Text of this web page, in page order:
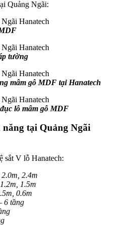
Quảng Ngãi:
tường
mâm gỗ MDF tại Hanatech
lỗ mâm gỗ MDF
năng tại Quảng Ngãi
sắt V lỗ Hanatech:
2.4m
1.5m
0.6m
6 tầng